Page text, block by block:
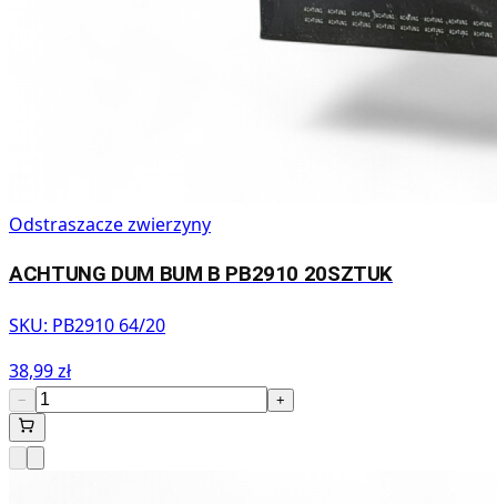
Odstraszacze zwierzyny
ACHTUNG DUM BUM B PB2910 20SZTUK
SKU: PB2910 64/20
38,99 zł
− +